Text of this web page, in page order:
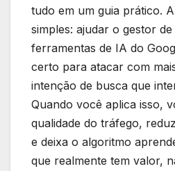
tudo em um guia prático.
simples: ajudar o gestor
ferramentas de IA do
certo para atacar com
intenção de busca que
Quando você aplica isso,
qualidade do tráfego,
e deixa o algoritmo
que realmente tem valor,